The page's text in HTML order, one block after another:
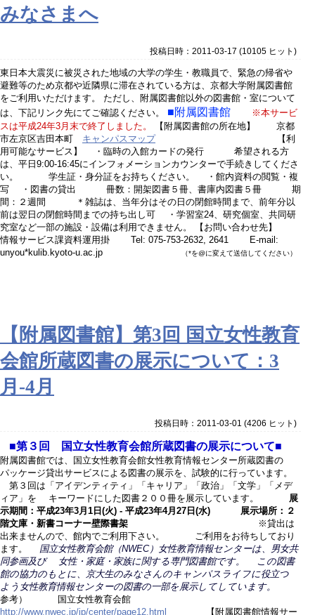
みなさまへ
投稿日時：2011-03-17 (10105 ヒット )
東日本大震災に被災された地域の大学の学生・教職員で、緊急の帰省や
避難等のため京都や近隣県に滞在されている方は、京都大学附属図書館
をご利用いただけます。 ただし、附属図書館以外の図書館・室について
は、下記リンク先にてご確認ください。 ■附属図書館
※本サービ
スは平成24年3月末で終了しました。
【附属図書館の所在地】 京都
市左京区吉田本町 キャンパスマップ【利
用可能なサービス】 ・臨時の入館カードの発行 希望される方
は、平日9:00-16:45にインフォメーションカウンターで手続きしてくださ
い。 学生証・身分証をお持ちください。 ・館内資料の閲覧・複
写 ・図書の貸出 冊数：開架図書５冊、書庫内図書５冊 期
間：２週間 ＊雑誌は、当年分はその日の閉館時間まで、前年分以
前は翌日の閉館時間までの持ち出し可 ・学習室24、研究個室、共同研
究室など一部の施設・設備は利用できません。 【お問い合わせ先】
情報サービス課資料運用掛 Tel: 075-753-2632, 2641 E-mail:
unyou*kulib.kyoto-u.ac.jp
（*を@に変えて送信してください）
【附属図書館】第3回 国立女性教育
会館所蔵図書の展示について：3
月-4月
投稿日時：2011-03-01 (4206 ヒット )
■第３回 国立女性教育会館所蔵図書の展示について■
附属図書館では、国立女性教育会館女性教育情報センター所蔵図書の
パッケージ貸出サービスによる図書の展示を、試験的に行っています。
第３回は「アイデンティティ」「キャリア」「政治」「文学」「メデ
ィア」を キーワードにした図書２００冊を展示しています。 展
示期間：平成23年3月1日(火) - 平成23年4月27日(水)
展示場所：２
階文庫・新書コーナー壁際書架
※貸出は
出来ませんので、館内でご利用下さい。 ご利用をお待ちしており
ます。 国立女性教育会館（NWEC）女性教育情報センターは、男女共
同参画及び 女性・家庭・家族に関する専門図書館です。 この図書
館の協力のもとに、京大生のみなさんのキャンパスライフに役立つ
よう女性教育情報センターの図書の一部を展示してしています。
参考） 国立女性教育会館
http://www.nwec.jp/jp/center/page12.html
【附属図書館情報サー